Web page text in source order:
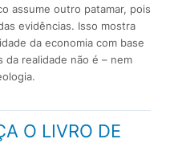
assume outro patamar, pois
evidências. Isso mostra
da economia com base
realidade não é – nem
O LIVRO DE